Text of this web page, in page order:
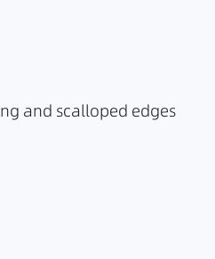
and scalloped edges